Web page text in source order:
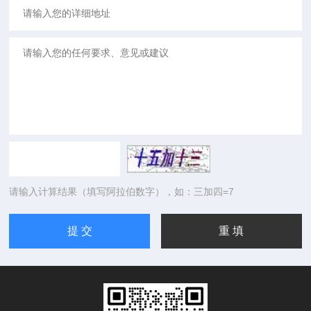
请输入计算结果（填写阿拉伯数字），如：三加四=7